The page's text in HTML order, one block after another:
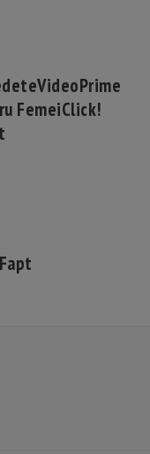
VideoPrime
FemeiClick!
Fapt